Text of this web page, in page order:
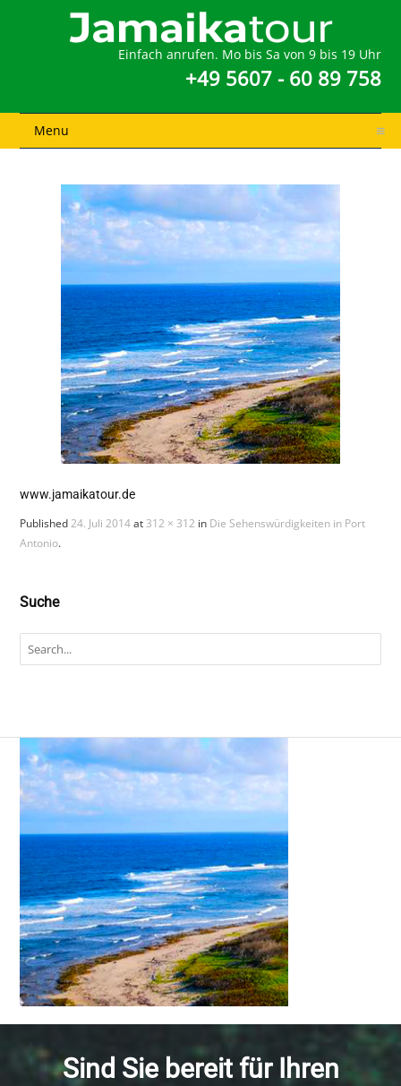
Einfach anrufen. Mo bis Sa von 9 bis 19 Uhr
+49 5607 - 60 89 758
Menu
www.jamaikatour.de
Published24. Juli 2014at 312 × 312 in Die Sehenswürdigkeiten in Port
Antonio.
Suche
Sind Sie bereit für Ihren